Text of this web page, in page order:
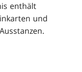
enthält
und